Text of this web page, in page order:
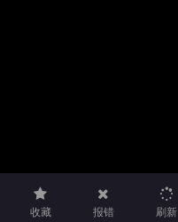
收藏 报错 刷新